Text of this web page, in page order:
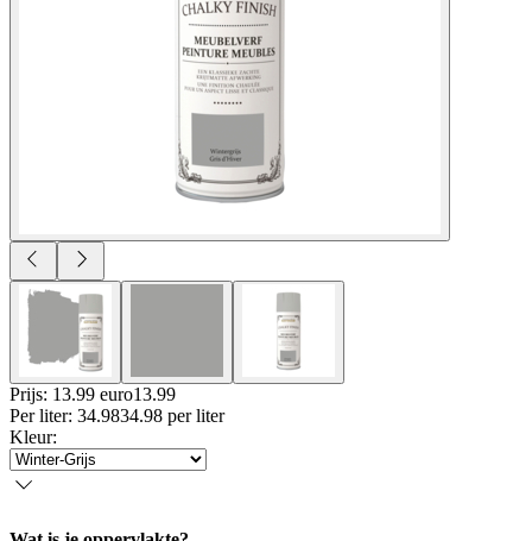
Prijs: 13.99 euro13.99
Per liter: 34.9834.98 per liter
Kleur: